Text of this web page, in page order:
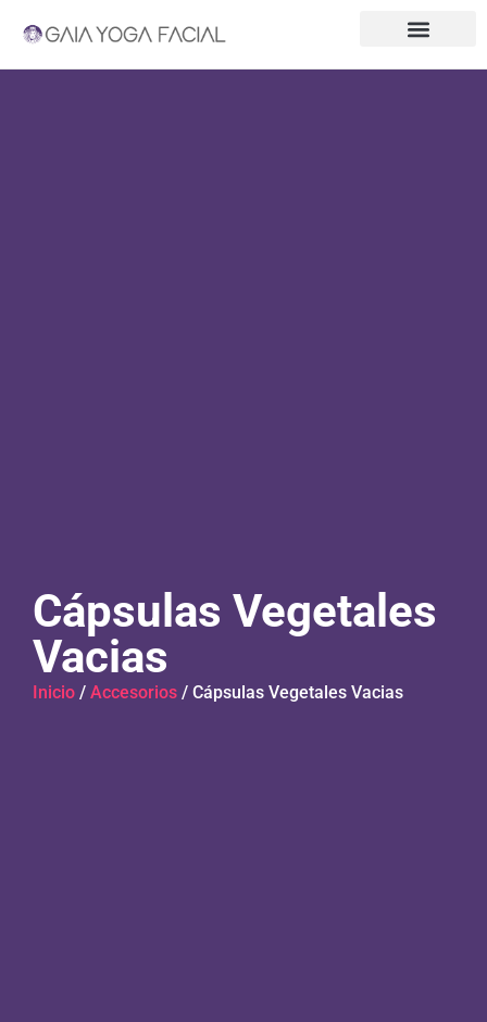
Cápsulas Vegetales
Vacias
Inicio / Accesorios / Cápsulas Vegetales Vacias